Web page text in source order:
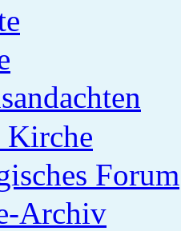
Kirche
Forum
Archiv